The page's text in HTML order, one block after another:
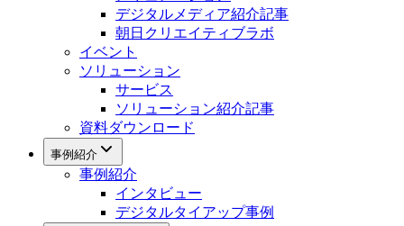
デジタルメディア紹介記事
朝日クリエイティブラボ
イベント
ソリューション
サービス
ソリューション紹介記事
資料ダウンロード
事例紹介
事例紹介
インタビュー
デジタルタイアップ事例